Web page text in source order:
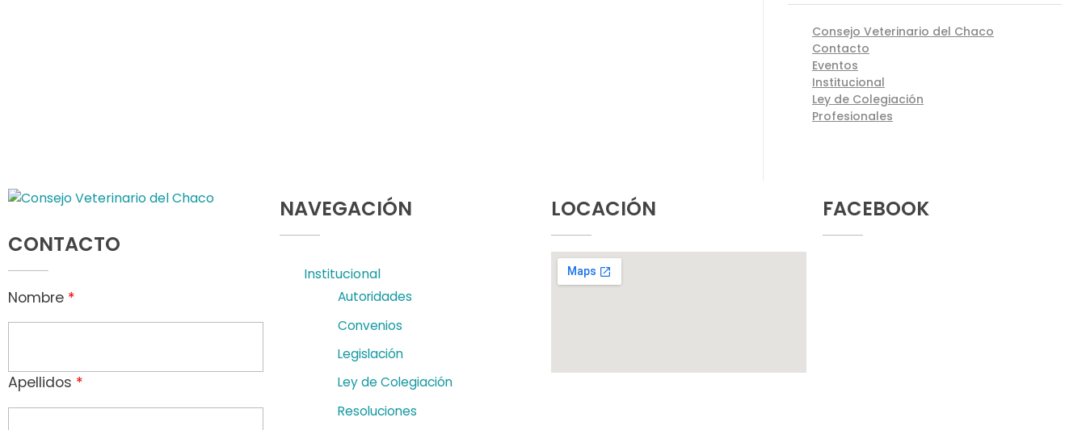
Consejo Veterinario del Chaco
Contacto
Eventos
Institucional
Ley de Colegiación
Profesionales
CONTACTO
Nombre *
Apellidos *
NAVEGACIÓN
Institucional
Autoridades
Convenios
Legislación
Ley de Colegiación
Resoluciones
LOCACIÓN FACEBOOK